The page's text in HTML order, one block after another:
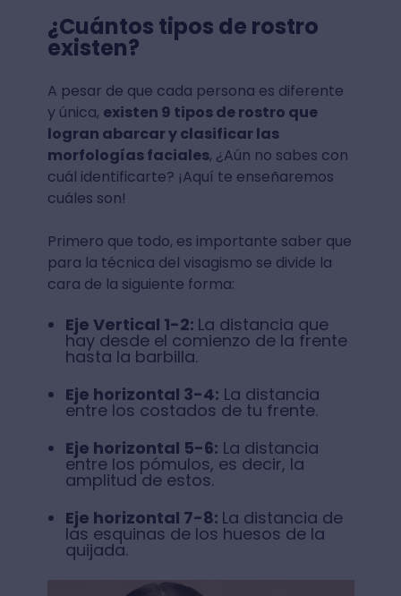
¿Cuántos tipos de rostro
existen?
A pesar de que cada persona es diferente
y única, existen 9 tipos de rostro que
logran abarcar y clasificar las
morfologías faciales, ¿Aún no sabes con
cuál identificarte? ¡Aquí te enseñaremos
cuáles son!
Primero que todo, es importante saber que
para la técnica del visagismo se divide la
cara de la siguiente forma:
Eje Vertical 1-2: La distancia que
hay desde el comienzo de la frente
hasta la barbilla.
Eje horizontal 3-4: La distancia
entre los costados de tu frente.
Eje horizontal 5-6: La distancia
entre los pómulos, es decir, la
amplitud de estos.
Eje horizontal 7-8: La distancia de
las esquinas de los huesos de la
quijada.